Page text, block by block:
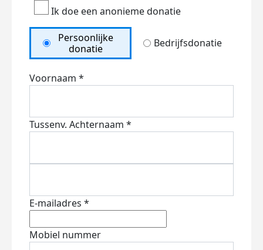
Ik doe een anonieme donatie
Persoonlijke
donatie
Bedrijfsdonatie
Voornaam *
Tussenv. Achternaam *
E-mailadres *
Mobiel nummer